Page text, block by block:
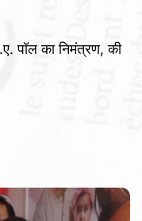
पॉल का निमंत्रण, की